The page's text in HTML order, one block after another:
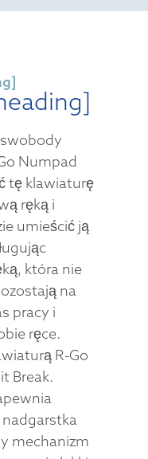
Numpad
tę klawiaturę
ręką i
umieścić ją
która nie
na
pracy i
ręce.
R-Go
Break.
nadgarstka
mechanizm